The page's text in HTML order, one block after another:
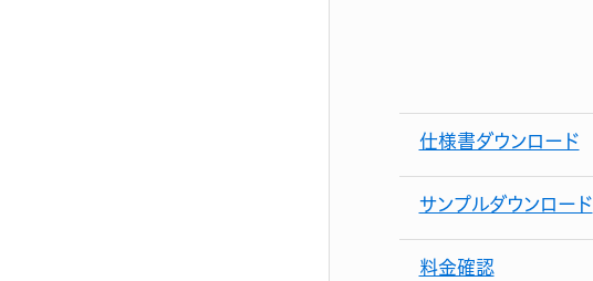
仕様書ダウンロード
サンプルダウンロード
料金確認